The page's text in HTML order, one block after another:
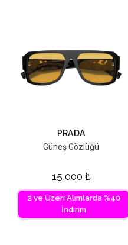
PRADA
Güneş Gözlüğü
15,000 ₺
2 ve Üzeri Alımlarda %40
İndirim